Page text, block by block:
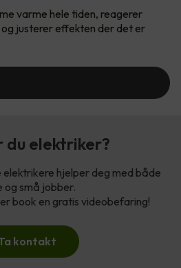
varme hele tiden, reagerer
justerer effekten der det er
du elektriker?
hjelper deg med både
og små jobber.
book en gratis videobefaring!
kontakt